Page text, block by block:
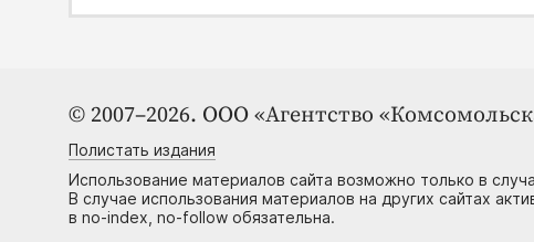
© 2007–2026. ООО «Агентство
Полистать издания
Использование материалов сайта возможно только в
В случае использования материалов на других сайтах
в no-index, no-follow обязательна.